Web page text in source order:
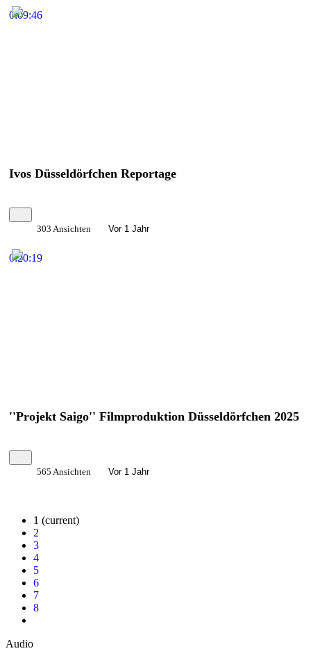
0:09:46
Ivos Düsseldörfchen Reportage
303 Ansichten Vor 1 Jahr
0:20:19
''Projekt Saigo'' Filmproduktion Düsseldörfchen 2025
565 Ansichten Vor 1 Jahr
1 (current)
2
3
4
5
6
7
8
Audio